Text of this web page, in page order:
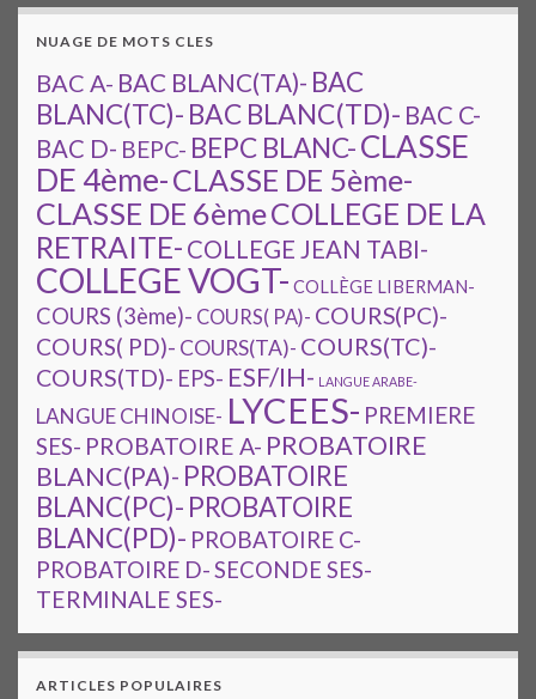
NUAGE DE MOTS CLES
BAC A- BAC BLANC(TA)- BAC
BLANC(TC)- BAC BLANC(TD)- BAC C-
BAC D- BEPC- BEPC BLANC-CLASSE
DE 4ème-CLASSE DE 5ème-
CLASSE DE 6èmeCOLLEGE DE LA
RETRAITE- COLLEGE JEAN TABI-
COLLEGE VOGT- COLLÈGE LIBERMAN-
COURS (3ème)- COURS( PA)- COURS(PC)-
COURS( PD)- COURS(TA)- COURS(TC)-
COURS(TD)- EPS- ESF/IH- LANGUE ARABE-
LANGUE CHINOISE- LYCEES- PREMIERE
SES- PROBATOIRE A- PROBATOIRE
BLANC(PA)- PROBATOIRE
BLANC(PC)- PROBATOIRE
BLANC(PD)- PROBATOIRE C-
PROBATOIRE D-SECONDE SES-
TERMINALE SES-
ARTICLES POPULAIRES